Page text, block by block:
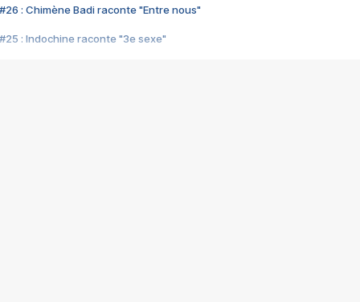
#26 : Chimène Badi raconte "Entre nous"
#25 : Indochine raconte "3e sexe"